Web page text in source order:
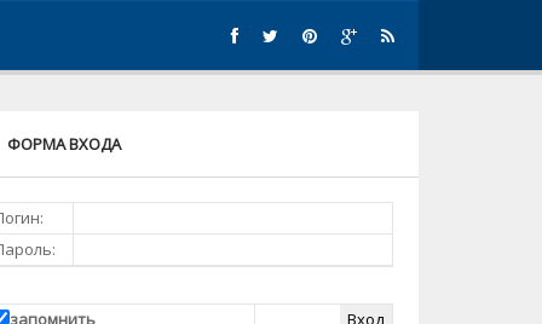
ФОРМА ВХОДА
запомнить